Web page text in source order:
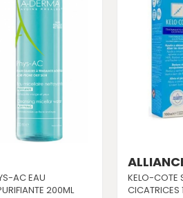
AC EAU
200ML
KELO-COTE
CICATRICES